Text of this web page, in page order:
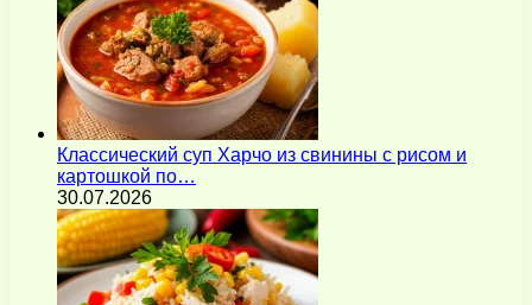
Классический суп Харчо из свинины с рисом и
картошкой по…
30.07.2026